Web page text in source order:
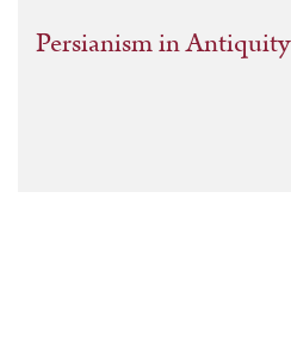
Persianism in Antiquity